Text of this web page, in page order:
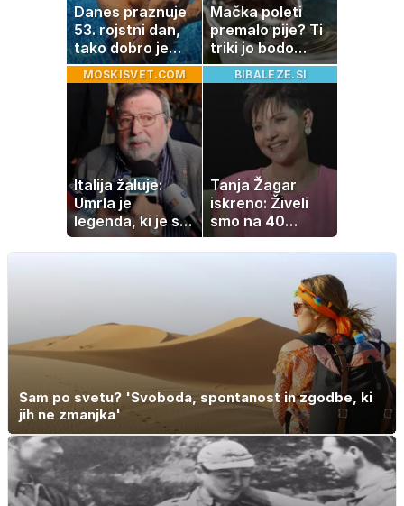
Danes praznuje
53. rojstni dan,
tako dobro je
videti znana
Slovenka
Mačka poleti
premalo pije? Ti
triki jo bodo
spodbudili, da
zaužije več vode
MOSKISVET.COM
Italija žaluje:
Umrla je
legenda, ki je s
svojimi pesmimi
zaznamovala
BIBALEZE.SI
Tanja Žagar
iskreno: Živeli
smo na 40
kvadratih, a
imela sem vse,
Sam po svetu? 'Svoboda, spontanost in zgodbe, ki
jih ne zmanjka'